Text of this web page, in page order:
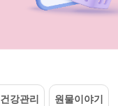
강관리 원물이야기